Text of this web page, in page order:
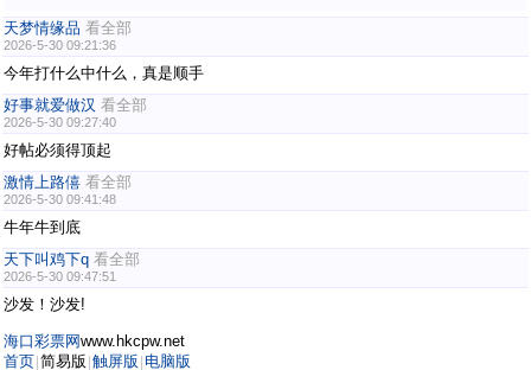
天梦情缘品 看全部
2026-5-30 09:21:36
今年打什么中什么，真是顺手
好事就爱做汉 看全部
2026-5-30 09:27:40
好帖必须得顶起
激情上路僖 看全部
2026-5-30 09:41:48
牛年牛到底
天下叫鸡下q 看全部
2026-5-30 09:47:51
沙发！沙发!
海口彩票网www.hkcpw.net
首页 简易版 触屏版 电脑版